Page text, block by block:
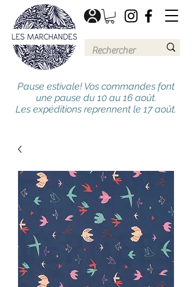
Pause estivale! Vos commandes font
une pause du 10 au 16 août.
Les expéditions reprennent le 17 août.